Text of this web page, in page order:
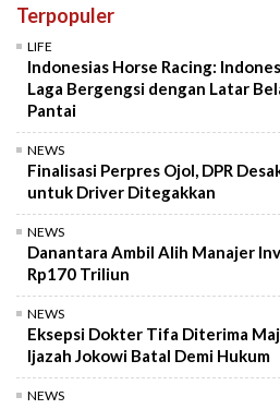
Terpopuler
LIFE
Indonesias Horse Racing:
Laga Bergengsi dengan Latar
Pantai
NEWS
Finalisasi Perpres Ojol, DPR
untuk Driver Ditegakkan
NEWS
Danantara Ambil Alih Manajer
Rp170 Triliun
NEWS
Eksepsi Dokter Tifa Diterima
Ijazah Jokowi Batal Demi Hukum
NEWS